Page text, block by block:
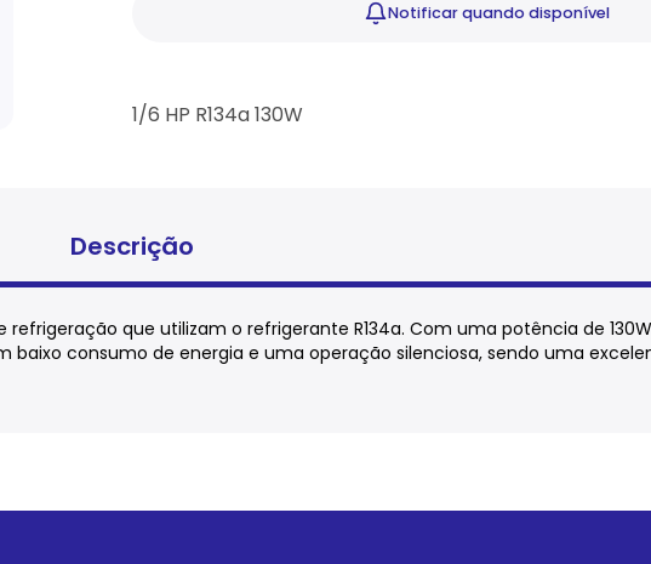
Notificarquando disponível
1/6 HP R134a 130W
Descrição
que utilizam o refrigerante R134a. Com uma potência de
consumo de energia e uma operação silenciosa, sendo uma